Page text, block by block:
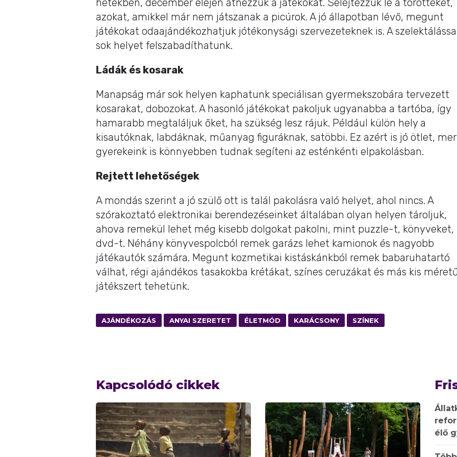
hetekben, december elején átnézzük a játékokat. Selejtezzük le a törötteket,
azokat, amikkel már nem játszanak a picúrok. A jó állapotban lévő, megunt
játékokat odaajándékozhatjuk jótékonysági szervezeteknek is. A
sok helyet felszabadíthatunk.
Ládák és kosarak
Manapság már sok helyen kaphatunk speciálisan gyermekszobára tervezett
kosarakat, dobozokat. A hasonló játékokat pakoljuk ugyanabba a tartóba, így
hamarabb megtaláljuk őket, ha szükség lesz rájuk. Például külön hely a
kisautóknak, labdáknak, műanyag figuráknak, satöbbi. Ez azért is jó ötlet,
gyerekeink is könnyebben tudnak segíteni az esténkénti elpakolásban.
Rejtett lehetőségek
A mondás szerint a jó szülő ott is talál pakolásra való helyet, ahol nincs. A
szórakoztató elektronikai berendezéseinket általában olyan helyen tároljuk,
ahova remekül lehet még kisebb dolgokat pakolni, mint puzzle-t, könyveket,
dvd-t. Néhány könyvespolcból remek garázs lehet kamionok és nagyobb
játékautók számára. Megunt kozmetikai kistáskánkból remek babaruhatartó
válhat, régi ajándékos tasakokba krétákat, színes ceruzákat és más kis
játékszert tehetünk.
AJÁNDÉKOZÁS ANYAI SZERETET ÉLETMÓD KARÁCSONY SZÍNEK
Kapcsolódó cikkek
élő